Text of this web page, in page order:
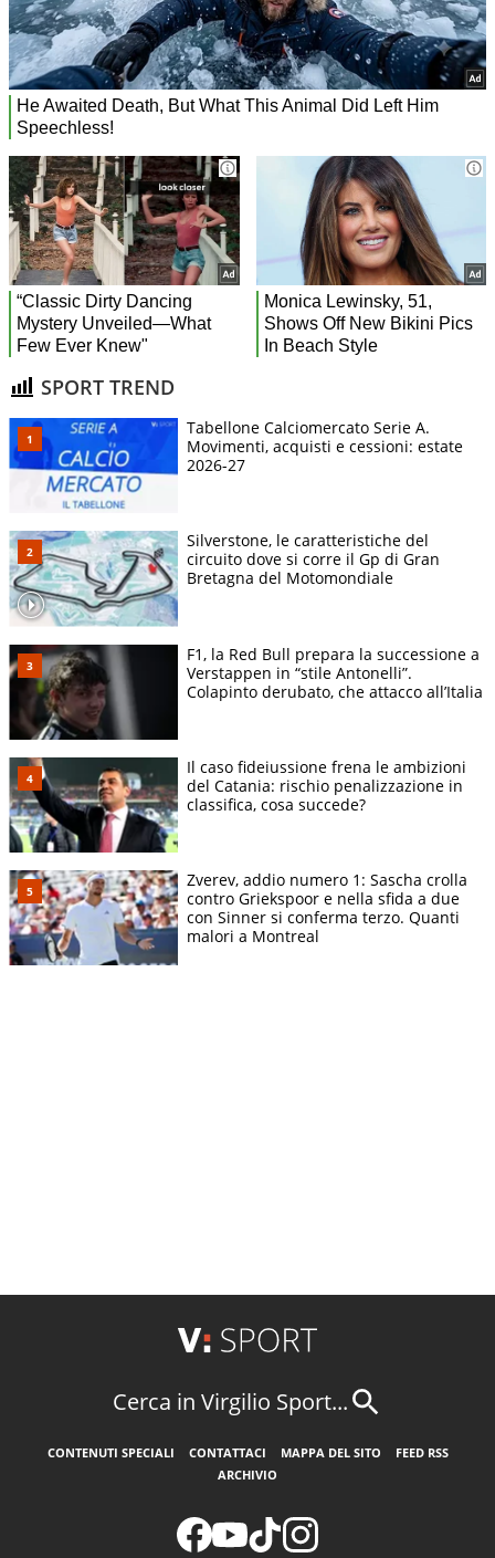
SPORT TREND
Tabellone Calciomercato Serie A.
Movimenti, acquisti e cessioni: estate
2026-27
Silverstone, le caratteristiche del
circuito dove si corre il Gp di Gran
Bretagna del Motomondiale
F1, la Red Bull prepara la successione a
Verstappen in “stile Antonelli”.
Colapinto derubato, che attacco all’Italia
Il caso fideiussione frena le ambizioni
del Catania: rischio penalizzazione in
classifica, cosa succede?
Zverev, addio numero 1: Sascha crolla
contro Griekspoor e nella sfida a due
con Sinner si conferma terzo. Quanti
malori a Montreal
Cerca in Virgilio Sport...
CONTENUTI SPECIALI CONTATTACI MAPPA DEL SITO
FEED RSS
ARCHIVIO